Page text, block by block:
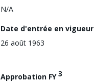
N/A
Date d'entrée en vigueur
26 août 1963
Approbation FY3